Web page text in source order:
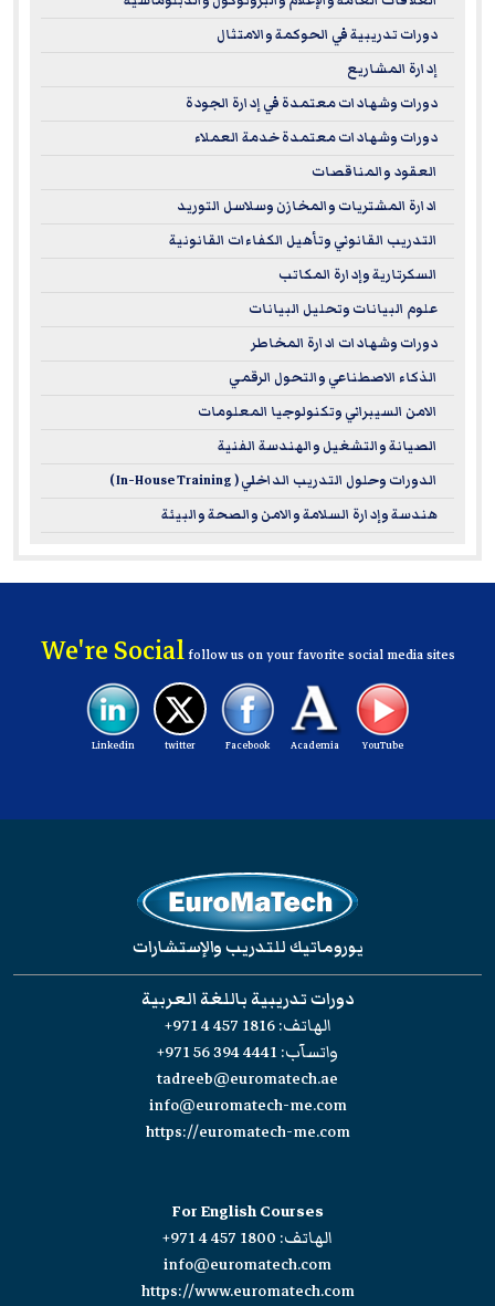
دورات تدريبية في الحوكمة والامتثال
إدارة المشاريع
دورات وشهادات معتمدة في إدارة الجودة
دورات وشهادات معتمدة خدمة العملاء
العقود والمناقصات
ادارة المشتريات والمخازن وسلاسل التوريد
التدريب القانوني وتأهيل الكفاءات القانونية
السكرتارية وإدارة المكاتب
علوم البيانات وتحليل البيانات
دورات وشهادات ادارة المخاطر
الذكاء الاصطناعي والتحول الرقمي
الامن السيبراني وتكنولوجيا المعلومات
الصيانة والتشغيل والهندسة الفنية
الدورات وحلول التدريب الداخلي ( In-House Training )
هندسة وإدارة السلامة والامن والصحة والبيئة
We're Socialfollow us on your favorite social media sites
YouTube
Academia
Facebook
twitter
Linkedin
يوروماتيك للتدريب والإستشارات
دورات تدريبية باللغة العربية
الهاتف:+971 4 457 1816
واتسآب:+971 56 394 4441
tadreeb@euromatech.ae
info@euromatech-me.com
https://euromatech-me.com
For English Courses
الهاتف: +971 4 457 1800
info@euromatech.com
https://www.euromatech.com